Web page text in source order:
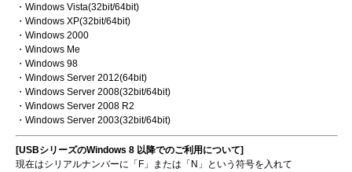
・Windows Vista(32bit/64bit)
・Windows XP(32bit/64bit)
・Windows 2000
・Windows Me
・Windows 98
・Windows Server 2012(64bit)
・Windows Server 2008(32bit/64bit)
・Windows Server 2008 R2
・Windows Server 2003(32bit/64bit)
[USBシリーズのWindows 8 以降でのご利用について]
現在はシリアルナンバーに「F」または「N」という符号を入れて